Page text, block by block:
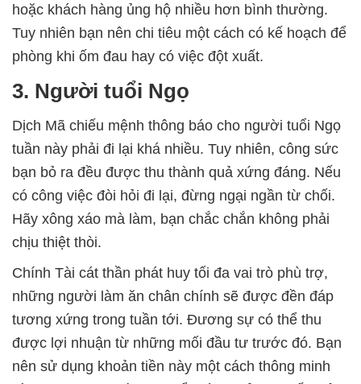
hoặc khách hàng ủng hộ nhiều hơn bình thường.
Tuy nhiên bạn nên chi tiêu một cách có kế hoạch để
phòng khi ốm đau hay có việc đột xuất.
3. Người tuổi Ngọ
Dịch Mã chiếu mệnh thông báo cho người tuổi Ngọ
tuần này phải đi lại khá nhiều. Tuy nhiên, công sức
bạn bỏ ra đều được thu thành quả xứng đáng. Nếu
có công việc đòi hỏi đi lại, đừng ngại ngần từ chối.
Hãy xông xáo mà làm, bạn chắc chắn không phải
chịu thiệt thòi.
Chính Tài cát thần phát huy tối đa vai trò phù trợ,
những người làm ăn chân chính sẽ được đền đáp
tương xứng trong tuần tới. Đương sự có thể thu
được lợi nhuận từ những mối đầu tư trước đó. Bạn
nên sử dụng khoản tiền này một cách thông minh